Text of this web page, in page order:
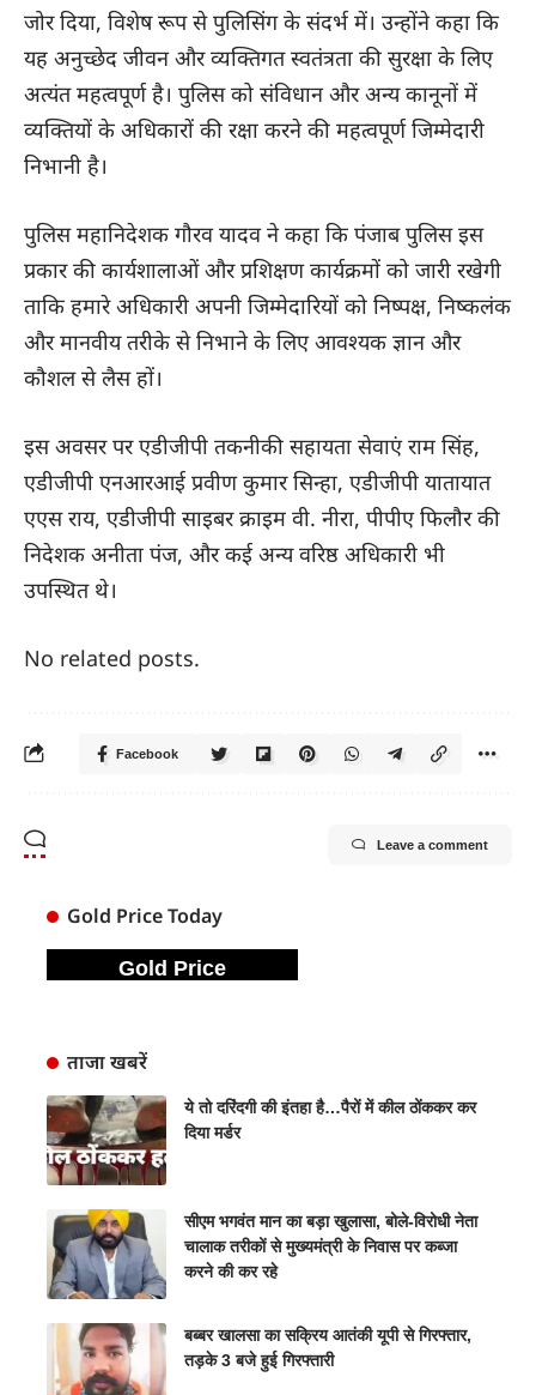
जोर दिया, विशेष रूप से पुलिसिंग के संदर्भ में। उन्होंने कहा कि
यह अनुच्छेद जीवन और व्यक्तिगत स्वतंत्रता की सुरक्षा के लिए
अत्यंत महत्वपूर्ण है। पुलिस को संविधान और अन्य कानूनों में
व्यक्तियों के अधिकारों की रक्षा करने की महत्वपूर्ण जिम्मेदारी
निभानी है।
पुलिस महानिदेशक गौरव यादव ने कहा कि पंजाब पुलिस इस
प्रकार की कार्यशालाओं और प्रशिक्षण कार्यक्रमों को जारी रखेगी
ताकि हमारे अधिकारी अपनी जिम्मेदारियों को निष्पक्ष, निष्कलंक
और मानवीय तरीके से निभाने के लिए आवश्यक ज्ञान और
कौशल से लैस हों।
इस अवसर पर एडीजीपी तकनीकी सहायता सेवाएं राम सिंह,
एडीजीपी एनआरआई प्रवीण कुमार सिन्हा, एडीजीपी यातायात
एएस राय, एडीजीपी साइबर क्राइम वी. नीरा, पीपीए फिलौर की
निदेशक अनीता पंज, और कई अन्य वरिष्ठ अधिकारी भी
उपस्थित थे।
No related posts.
Facebook
Leave a comment
Gold Price Today
Gold Price
ताजा खबरें
ये तो दरिंदगी की इंतहा है…पैरों में कील ठोंककर कर
दिया मर्डर
सीएम भगवंत मान का बड़ा खुलासा, बोले-विरोधी नेता
चालाक तरीकों से मुख्यमंत्री के निवास पर कब्जा
करने की कर रहे
बब्बर खालसा का सक्रिय आतंकी यूपी से गिरफ्तार,
तड़के 3 बजे हुई गिरफ्तारी